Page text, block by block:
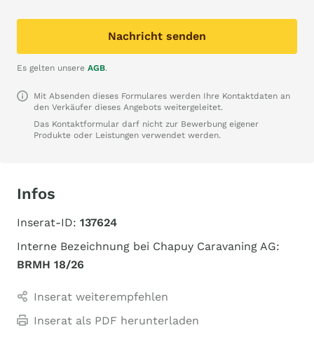
Nachricht senden
Es gelten unsere AGB.
Mit Absenden dieses Formulares werden Ihre Kontaktdaten an
den Verkäufer dieses Angebots weitergeleitet.
Das Kontaktformular darf nicht zur Bewerbung eigener
Produkte oder Leistungen verwendet werden.
Infos
Inserat-ID: 137624
Interne Bezeichnung bei Chapuy Caravaning AG:
BRMH 18/26
Inserat weiterempfehlen
Inserat als PDF herunterladen